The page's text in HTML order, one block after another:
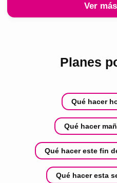
Ver
Planes
Qué hacer
Qué hacer
Qué hacer este fin
Qué hacer esta